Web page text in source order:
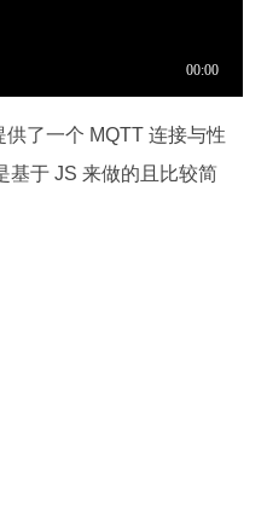
了一个 MQTT 连接与性
基于 JS 来做的且比较简